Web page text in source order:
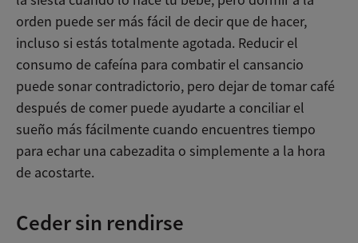
orden puede ser más fácil de decir que de hacer,
incluso si estás totalmente agotada. Reducir el
consumo de cafeína para combatir el cansancio
puede sonar contradictorio, pero dejar de tomar café
después de comer puede ayudarte a conciliar el
sueño más fácilmente cuando encuentres tiempo
para echar una cabezadita o simplemente a la hora
de acostarte.
Ceder sin rendirse